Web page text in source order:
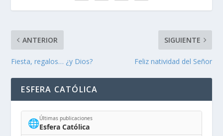
ANTERIOR
Fiesta, regalos… ¿y Dios?
SIGUIENTE
Feliz natividad del Señor
ESFERA CATÓLICA
🌐Últimas publicaciones
Esfera Católica